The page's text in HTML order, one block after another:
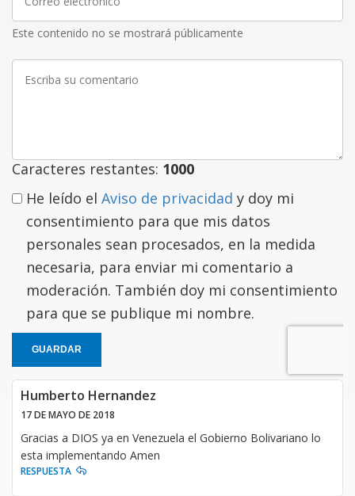
electrónico
Este contenido no se mostrará públicamente
Caracteres restantes: 1000
He leído el Aviso de privacidad y doy mi
consentimiento para que mis datos
personales sean procesados, en la medida
necesaria, para enviar mi comentario a
moderación. También doy mi consentimiento
para que se publique mi nombre.
GUARDAR
Humberto Hernandez
17 DE MAYO DE 2018
Gracias a DIOS ya en Venezuela el Gobierno Bolivariano lo
esta implementando Amen
RESPUESTA